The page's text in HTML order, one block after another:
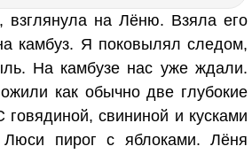
взглянула на Лёню. Взяла его
камбуз. Я поковылял следом,
На камбузе нас уже ждали.
как обычно две глубокие
свининой и кусками
пирог с яблоками. Лёня